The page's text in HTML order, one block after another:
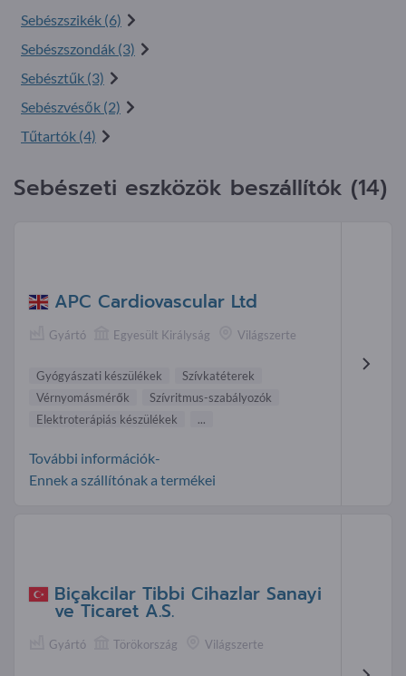
Sebészszikék (6)
Sebészszondák (3)
Sebésztűk (3)
Sebészvésők (2)
Tűtartók (4)
Sebészeti eszközök beszállítók (14)
APC Cardiovascular Ltd
Gyártó Egyesült Királyság Világszerte
Gyógyászati készülékek
Szívkatéterek
Vérnyomásmérők
Szívritmus-szabályozók
Elektroterápiás készülékek
...
További információk-
Ennek a szállítónak a termékei
Biçakcilar Tibbi Cihazlar Sanayi
ve Ticaret A.S.
Gyártó Törökország Világszerte